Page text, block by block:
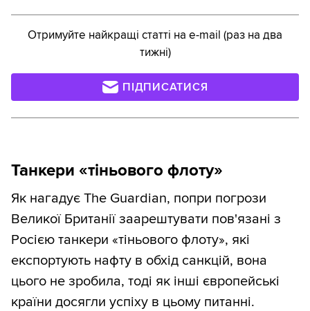
Отримуйте найкращі статті на e-mail (раз на два
тижні)
ПІДПИСАТИСЯ
Танкери «тіньового флоту»
Як нагадує The Guardian, попри погрози
Великої Британії заарештувати пов'язані з
Росією танкери «тіньового флоту», які
експортують нафту в обхід санкцій, вона
цього не зробила, тоді як інші європейські
країни досягли успіху в цьому питанні.